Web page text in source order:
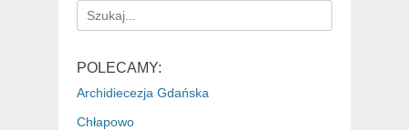
Search
for:
POLECAMY:
Archidiecezja Gdańska
Chłapowo